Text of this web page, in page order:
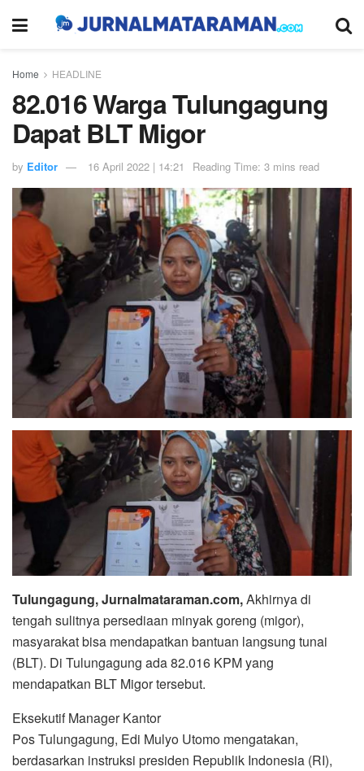
Home HEADLINE
82.016 Warga Tulungagung
Dapat BLT Migor
by Editor 16 April 2022 | 14:21 Reading Time: 3 mins read
Tulungagung, Jurnalmataraman.com,Akhirnya di
tengah sulitnya persediaan minyak goreng (migor),
masyarakat bisa mendapatkan bantuan langsung tunai
(BLT). Di Tulungagung ada 82.016 KPM yang
mendapatkan BLT Migor tersebut.
Eksekutif Manager Kantor
Pos Tulungagung, Edi Mulyo Utomo mengatakan,
berdasarkan instruksi presiden Republik Indonesia (RI),